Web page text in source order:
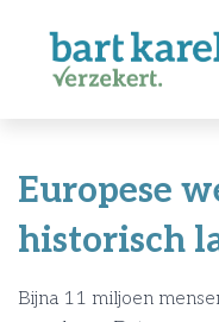
Europese
historisch
Bijna 11 miljoen